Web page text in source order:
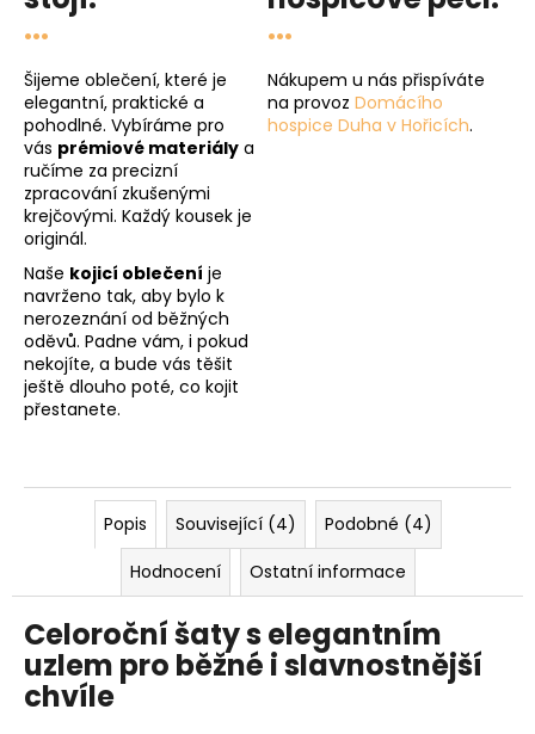
...
Šijeme oblečení, které je
elegantní, praktické a
pohodlné. Vybíráme pro
vás prémiové materiály a
ručíme za precizní
zpracování zkušenými
krejčovými. Každý kousek je
originál.
Naše kojicí oblečení je
navrženo tak, aby bylo k
nerozeznání od běžných
oděvů. Padne vám, i pokud
nekojíte, a bude vás těšit
ještě dlouho poté, co kojit
přestanete.
...
Nákupem u nás přispíváte
na provoz Domácího
hospice Duha v Hořicích.
Popis Související (4)
Podobné (4)
Hodnocení
Ostatní informace
Celoroční šaty s elegantním
uzlem pro běžné i slavnostnější
chvíle